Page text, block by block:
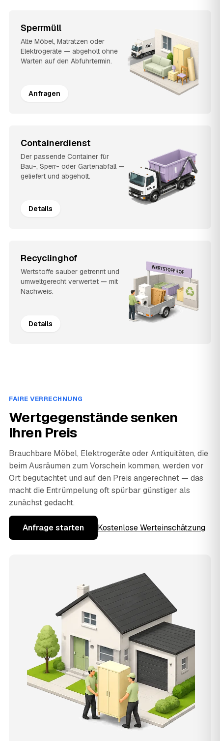
Sperrmüll
Alte Möbel, Matratzen oder
Elektrogeräte — abgeholt ohne
Warten auf den Abfuhrtermin.
Anfragen
Containerdienst
Der passende Container für
Bau-, Sperr- oder Gartenabfall —
geliefert und abgeholt.
Details
Recyclinghof
Wertstoffe sauber getrennt und
umweltgerecht verwertet — mit
Nachweis.
Details
FAIRE VERRECHNUNG
Wertgegenstände senken
Ihren Preis
Brauchbare Möbel, Elektrogeräte oder Antiquitäten, die
beim Ausräumen zum Vorschein kommen, werden vor
Ort begutachtet und auf den Preis angerechnet — das
macht die Entrümpelung oft spürbar günstiger als
zunächst gedacht.
Anfrage starten Kostenlose Werteinschätzung